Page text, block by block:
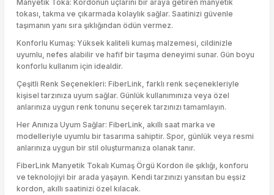
Manyetik Toka: Kordonun uçlarını bir araya getiren manyetik
tokası, takma ve çıkarmada kolaylık sağlar. Saatinizi güvenle
taşımanın yanı sıra şıklığından ödün vermez.
Konforlu Kumaş: Yüksek kaliteli kumaş malzemesi, cildinizle
uyumlu, nefes alabilir ve hafif bir taşıma deneyimi sunar. Gün boyu
konforlu kullanım için idealdir.
Çeşitli Renk Seçenekleri: FiberLink, farklı renk seçenekleriyle
kişisel tarzınıza uyum sağlar. Günlük kullanımınıza veya özel
anlarınıza uygun renk tonunu seçerek tarzınızı tamamlayın.
Her Anınıza Uyum Sağlar: FiberLink, akıllı saat marka ve
modelleriyle uyumlu bir tasarıma sahiptir. Spor, günlük veya resmi
anlarınıza uygun bir stil oluşturmanıza olanak tanır.
FiberLink Manyetik Tokalı Kumaş Örgü Kordon ile şıklığı, konforu
ve teknolojiyi bir arada yaşayın. Kendi tarzınızı yansıtan bu eşsiz
kordon, akıllı saatinizi özel kılacak.